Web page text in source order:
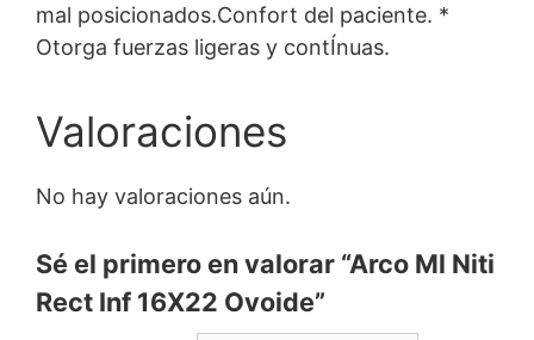
mal posicionados.Confort del paciente. *
Otorga fuerzas ligeras y contÍnuas.
Valoraciones
No hay valoraciones aún.
Sé el primero en valorar “Arco Ml Niti
Rect Inf 16X22 Ovoide”